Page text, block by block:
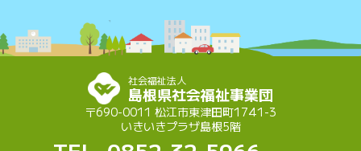
社会福祉法人
島根県社会福祉事業団
〒690-0011 松江市東津田町1741-3
いきいきプラザ島根5階